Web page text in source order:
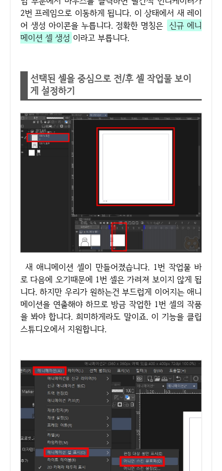
2번 프레임으로 이동하게 됩니다. 이 상태에서 새 레이
어 생성 아이콘을 누릅니다. 정확한 명칭은 신규 에니
메이션 셀 생성 이라고 부릅니다.
선택된 셀을 중심으로 전/후 셀 작업물 보이
게 설정하기
새 애니메이션 셀이 만들어졌습니다. 1번 작업물 바
로 다음에 오기때문에 1번 셀은 가려져 보이지 않게 됩
니다. 하지만 우리가 원하는건 부드럽게 이어지는 애니
메이션을 연출해야 하므로 방금 작업한 1번 셀의 작품
을 봐야 합니다. 희미하게라도 말이죠. 이 기능을 클립
스튜디오에서 지원합니다.